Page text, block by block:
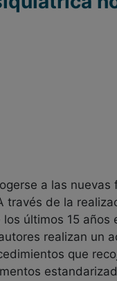
a las
de la
últimos 15 años
realizan un
que